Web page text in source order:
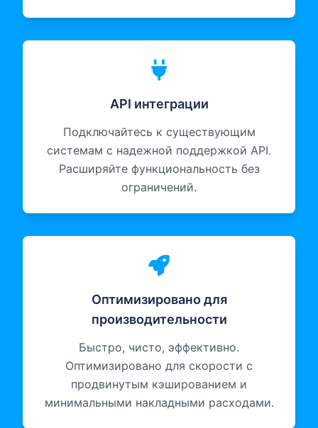
API интеграции
Подключайтесь к существующим
системам с надежной поддержкой API.
Расширяйте функциональность без
ограничений.
Оптимизировано для
производительности
Быстро, чисто, эффективно.
Оптимизировано для скорости с
продвинутым кэшированием и
минимальными накладными расходами.